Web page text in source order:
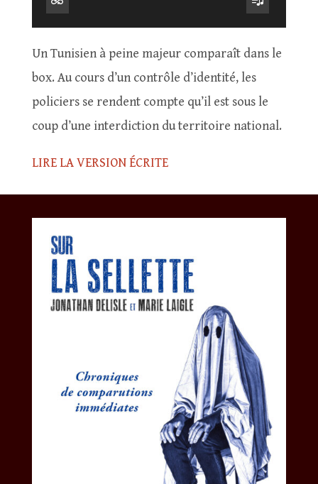
Un Tunisien à peine majeur comparaît dans le
box. Au cours d’un contrôle d’identité, les
policiers se rendent compte qu’il est sous le
coup d’une interdiction du territoire national.
LIRE LA VERSION ÉCRITE